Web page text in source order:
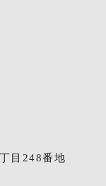
目248番地